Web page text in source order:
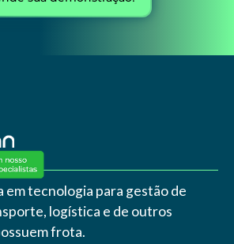
em tecnologia para gestão de
logística e de outros
frota.